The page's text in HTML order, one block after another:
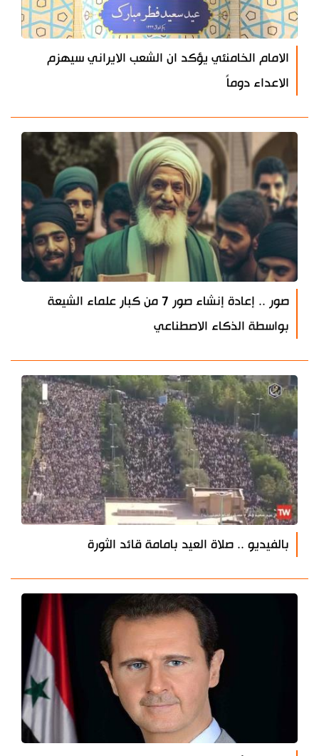
الامام الخامنئي يؤكد ان الشعب الايراني سيهزم
الاعداء دوماً
صور .. إعادة إنشاء صور 7 من كبار علماء الشيعة
بواسطة الذكاء الاصطناعي
بالفيديو .. صلاة العيد بامامة قائد الثورة